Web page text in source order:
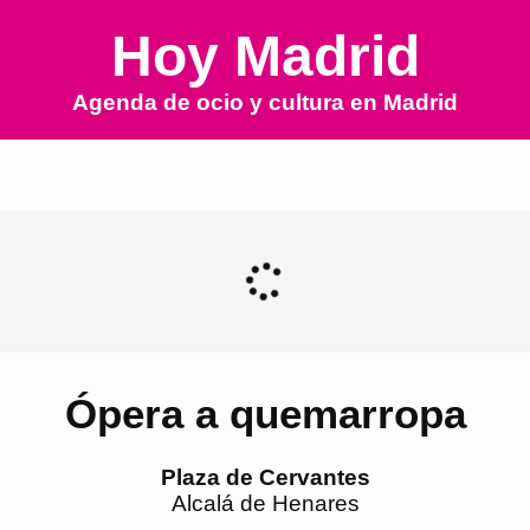
Hoy Madrid
Agenda de ocio y cultura en Madrid
Ópera a quemarropa
Plaza de Cervantes
Alcalá de Henares